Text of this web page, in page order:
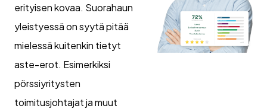
erityisen kovaa. Suorahaun
yleistyessä on syytä pitää
mielessä kuitenkin tietyt
aste-erot. Esimerkiksi
pörssiyritysten
toimitusjohtajat ja muut